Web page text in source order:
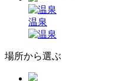
温泉
場所から選ぶ